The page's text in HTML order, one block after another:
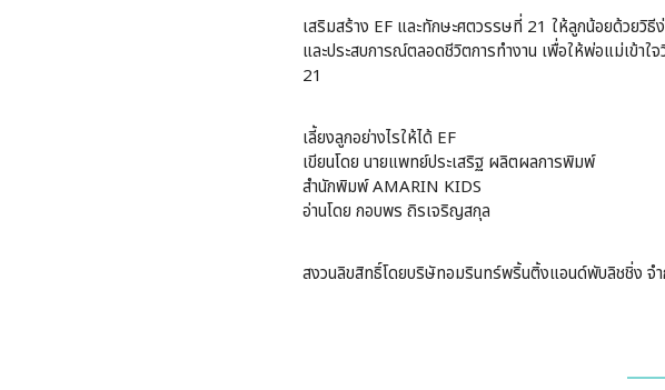
เสริมสร้าง EF และทักษะศตวรรษที่ 21 ให้ลูกน้อยด้วย
และประสบการณ์ตลอดชีวิตการทำงาน เพื่อให้พ่อแม่เข้า
21
เลี้ยงลูกอย่างไรให้ได้ EF
เขียนโดย นายแพทย์ประเสริฐ ผลิตผลการพิมพ์
สำนักพิมพ์ AMARIN KIDS
อ่านโดย กอบพร ถิรเจริญสกุล
สงวนลิขสิทธิ์โดยบริษัทอมรินทร์พริ้นติ้งแอนด์พับลิชชิ่ง จ